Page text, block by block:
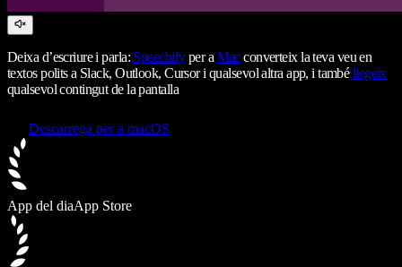
Deixa d’escriure i parla: Speechifyper a Macconverteix la teva veu en
textos polits a Slack, Outlook, Cursor i qualsevol altra app, i tambéllegeix
qualsevol contingut de la pantalla
Descarrega per a macOS
App del diaApp Store